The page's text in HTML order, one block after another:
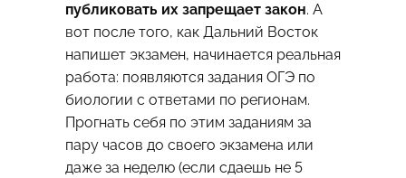
публиковать их запрещает закон. А
вот после того, как Дальний Восток
напишет экзамен, начинается реальная
работа: появляются задания ОГЭ по
биологии с ответами по регионам.
Прогнать себя по этим заданиям за
пару часов до своего экзамена или
даже за неделю (если сдаешь не 5